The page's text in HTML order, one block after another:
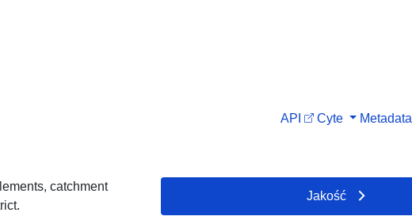
API Cyte Metadata
catchment
Jakość